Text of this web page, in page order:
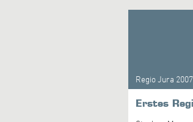
Regio Jura 2007
Erstes